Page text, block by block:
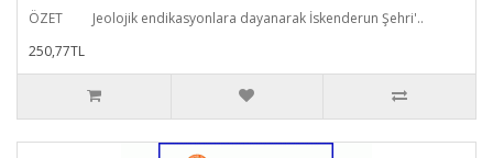
ÖZET Jeolojik endikasyonlara dayanarak İskenderun Şehri'..
250,77TL